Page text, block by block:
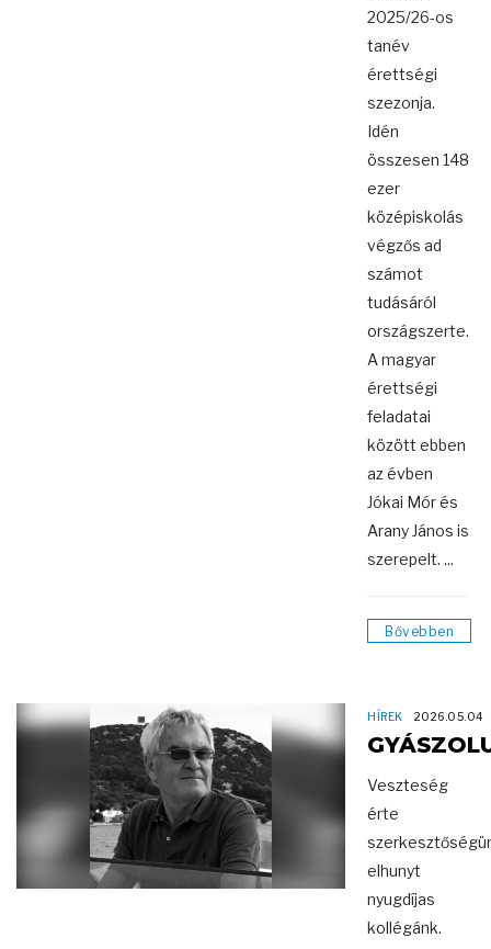
2025/26-os
tanév
érettségi
szezonja.
Idén
összesen 148
ezer
középiskolás
végzős ad
számot
tudásáról
országszerte.
A magyar
érettségi
feladatai
között ebben
az évben
Jókai Mór és
Arany János is
szerepelt. ...
Bővebben
HÍREK 2026.05.04
Veszteség
érte
elhunyt
nyugdíjas
kollégánk.